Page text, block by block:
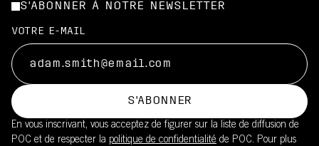
S'ABONNER À NOTRE NEWSLETTER
VOTRE E-MAIL
S'ABONNER
En vous inscrivant, vous acceptez de figurer sur la liste de diffusion de
POC et de respecter la politique de confidentialité de POC. Pour plus